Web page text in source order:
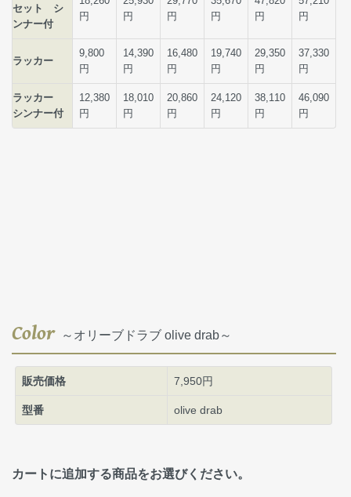
Color～オリーブドラブ olive drab～
販売価格 7,950円
型番 olive drab
カートに追加する商品をお選びください。